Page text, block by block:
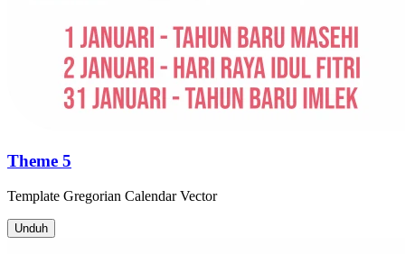
Theme 5
Template Gregorian CalendarVector
Unduh